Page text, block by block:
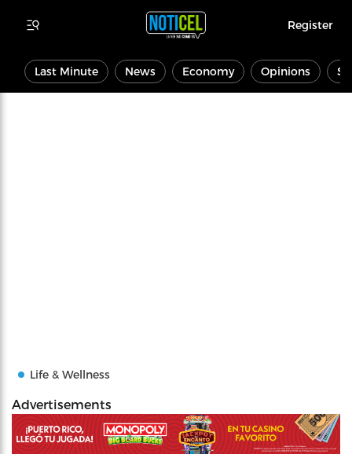
Register
Last Minute News Economy Opinions
Life & Wellness
Advertisements